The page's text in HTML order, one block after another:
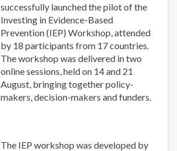
successfully launched the pilot of the
Investing in Evidence-Based
Prevention (IEP) Workshop, attended
by 18 participants from 17 countries.
The workshop was delivered in two
online sessions, held on 14 and 21
August, bringing together policy-
makers, decision-makers and funders.
The IEP workshop was developed by